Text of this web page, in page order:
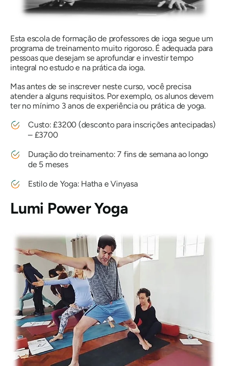
Esta escola de formação de professores de ioga segue um
programa de treinamento muito rigoroso. É adequada para
pessoas que desejam se aprofundar e investir tempo
integral no estudo e na prática da ioga.
Mas antes de se inscrever neste curso, você precisa
atender a alguns requisitos. Por exemplo, os alunos devem
ter no mínimo 3 anos de experiência ou prática de yoga.
Custo: £3200 (desconto para inscrições antecipadas)
– £3700
Duração do treinamento: 7 fins de semana ao longo
de 5 meses
Estilo de Yoga: Hatha e Vinyasa
Lumi Power Yoga